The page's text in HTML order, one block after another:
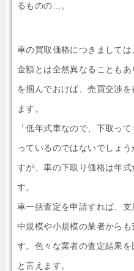
るものの…。
車の買取価格につきまして
金額とは全然異なることも
を掴んでおけば、売買交渉
ます。
「低年式車なので、下取っ
っているのではないでしょ
すが、車の下取り価格は年
す。
車一括査定を申請すれば、支
中規模や小規模の業者から
す。色々な業者の査定結果
と言えます。